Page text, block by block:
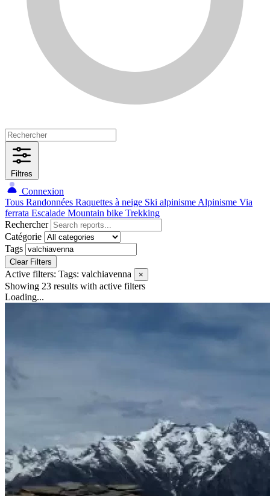
Filtres
Connexion
Tous Randonnées Raquettes à neige Ski alpinisme Alpinisme Via
ferrata Escalade Mountain bike Trekking
Rechercher
Catégorie
Tags
Clear Filters
Active filters: Tags: valchiavenna ×
Showing 23 results with active filters
Loading...